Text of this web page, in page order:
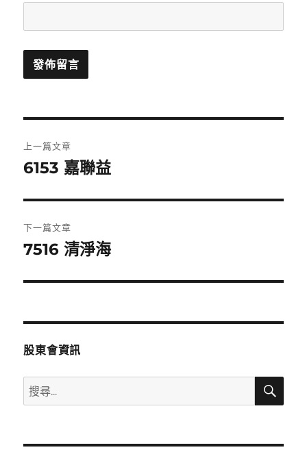
章
覽
上一篇文章
上
篇
文
章:
6153 嘉聯益
下一篇文章
下
篇
章:
7516 清淨海
股東會資訊
搜
尋
鍵
搜